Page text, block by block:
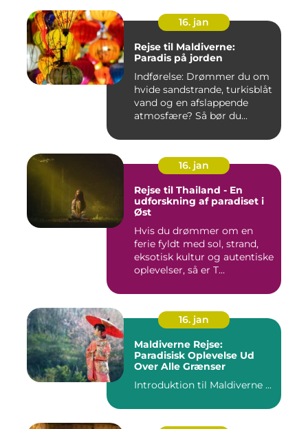
16. jan
Rejse til Maldiverne:
Paradis på jorden
Indførelse: Drømmer du om
hvide sandstrande, turkisblåt
vand og en afslappende
atmosfære? Så bør du...
16. jan
Rejse til Thailand - En
udforskning af paradiset i
Øst
Hvis du drømmer om en
ferie fyldt med sol, strand,
eksotisk kultur og autentiske
oplevelser, så er T...
16. jan
Maldiverne Rejse:
Paradisisk Oplevelse Ud
Over Alle Grænser
Introduktion til Maldiverne ...